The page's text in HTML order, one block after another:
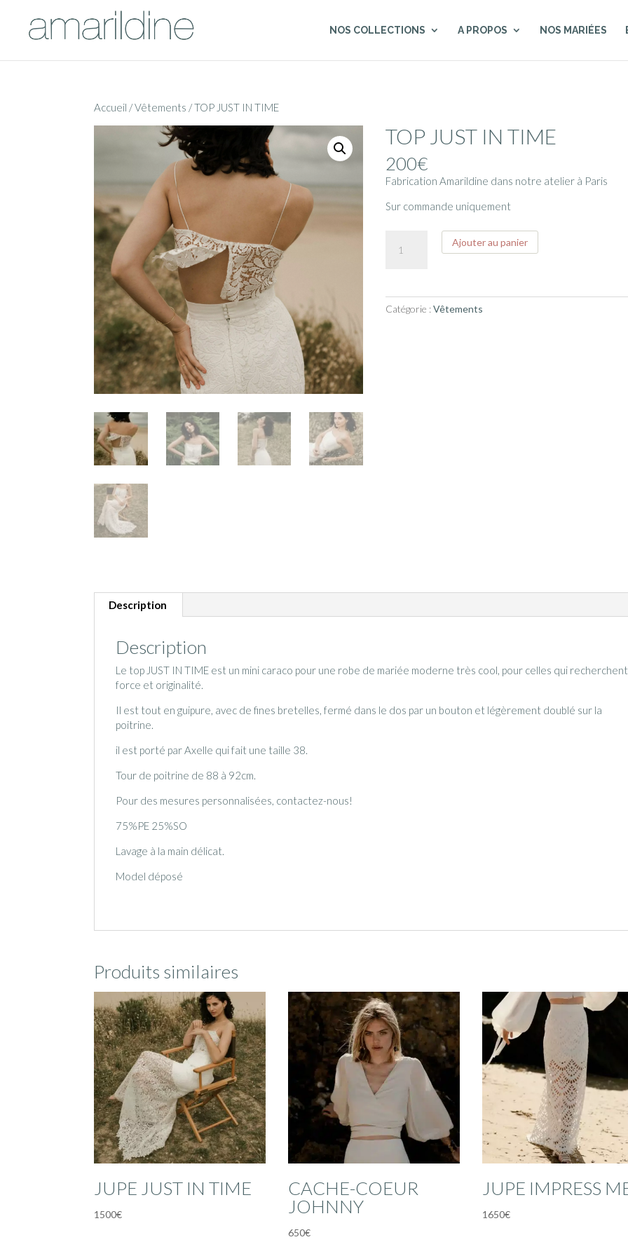
NOS COLLECTIONS A PROPOS NOS MARIÉES
Accueil /Vêtements / TOP JUST IN TIME
TOP JUST IN TIME
200€
Fabrication Amarildine dans notre atelier à Paris
Sur commande uniquement
IN
TIME
Ajouter au panier
Catégorie :Vêtements
Description
Description
Le top JUST IN TIME est un mini caraco pour une robe de mariée moderne très cool, pour celles qui recherchent
force et originalité.
Il est tout en guipure, avec de fines bretelles, fermé dans le dos par un bouton et légèrement doublé sur la
poitrine.
il est porté par Axelle qui fait une taille 38.
Tour de poitrine de 88 à 92cm.
Pour des mesures personnalisées, contactez-nous!
75%PE 25%SO
Lavage à la main délicat.
Model déposé
Produits similaires
JUPE JUST IN TIME
1500€
CACHE-COEUR
JOHNNY
650€
JUPE IMPRESS
1650€